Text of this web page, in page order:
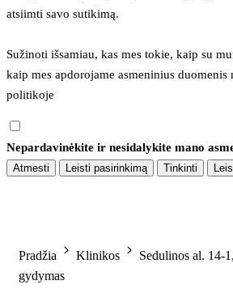
atsiimti savo sutikimą.
Sužinoti išsamiau, kas mes tokie, kaip su
kaip mes apdorojame asmeninius duomenis
politikoje
Nepardavinėkite ir nesidalykite mano
Atmesti Leisti pasirinkimą Tinkinti
Pradžia Klinikos Sedulinos al. 14-
gydymas